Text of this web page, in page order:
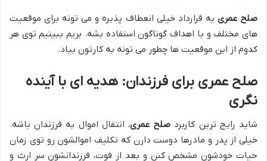
صلح عمری یه قرارداد خیلی انعطاف پذیره و می تونه برای موقعیت
های مختلف و با اهداف گوناگون استفاده بشه. بریم ببینیم توی هر
کدوم از این موقعیت ها چطور می تونه به کارتون بیاد.
صلح عمری برای فرزندان: هدیه ای با آینده
نگری
شاید رایج ترین کاربرد صلح عمری، انتقال اموال به فرزندان باشه.
خیلی از پدر و مادرها دوست دارن که تکلیف اموالشون رو توی زمان
حیات خودشون مشخص کنن و بعد از فوت، فرزندانشون سر ارث و